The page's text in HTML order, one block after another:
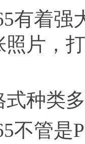
着强
片，
种类多
管是